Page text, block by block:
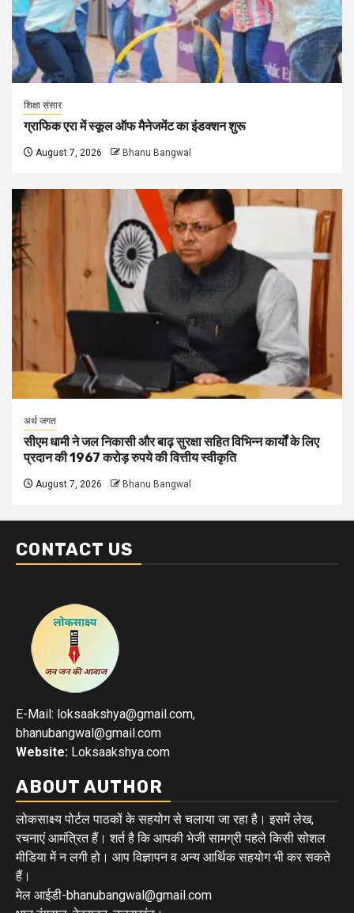
शिक्षा संसार
ग्राफिक एरा में स्कूल ऑफ मैनेजमेंट का इंडक्शन शुरू
August 7, 2026 Bhanu Bangwal
अर्थ जगत
सीएम धामी ने जल निकासी और बाढ़ सुरक्षा सहित विभिन्न कार्यों के लिए
प्रदान की 1967 करोड़ रुपये की वित्तीय स्वीकृति
August 7, 2026 Bhanu Bangwal
CONTACT US
E-Mail: loksaakshya@gmail.com,
bhanubangwal@gmail.com
Website: Loksaakshya.com
ABOUT AUTHOR
लोकसाक्ष्य पोर्टल पाठकों के सहयोग से चलाया जा रहा है। इसमें लेख,
रचनाएं आमंत्रित हैं। शर्त है कि आपकी भेजी सामग्री पहले किसी सोशल
मीडिया में न लगी हो। आप विज्ञापन व अन्य आर्थिक सहयोग भी कर सकते
हैं।
मेल आईडी-bhanubangwal@gmail.com